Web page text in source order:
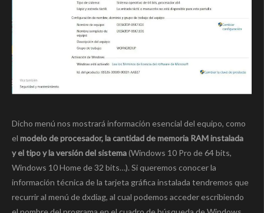
Dicho menú nos mostrará información esencial del equipo, como
el modelo de procesador, la cantidad de memoria RAM instalada
y el tipo y la versión del sistema(Windows 10 Pro de 64 bits,
Windows 10 Home de 32 bits…). Si queremos conocer la
información técnica de la tarjeta gráfica instalada tendremos que
recurrir al menú de dxdiag, al cual podemos acceder escribiendo